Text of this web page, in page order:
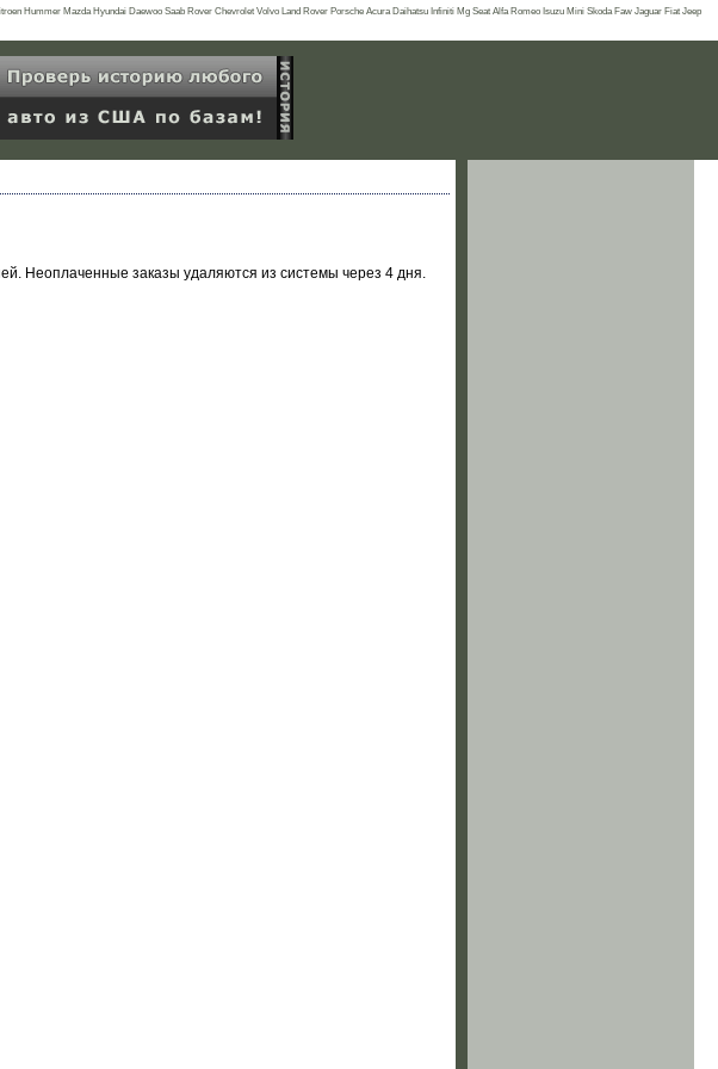
Неоплаченные заказы удаляются из системы через 4 дня.
Hummer Mazda Hyundai Daewoo Saab Rover Chevrolet Volvo Land Rover Porsche Acura Daihatsu Infiniti Mg Seat Alfa Romeo Isuzu Mini Skoda Faw Jaguar Fiat Jeep